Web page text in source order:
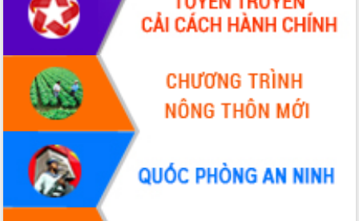
Giai đoạn 2026-2030, Đắk Lắk phấn
đấu có 77% xã đạt chuẩn nông thôn
Chuyển đổi số 'mở đường' cho nông
nghiệp Đắk Lắk tăng trưởng bứt phá
Triển khai đồng bộ đo đạc, lập hồ sơ
địa chính, hoàn thiện cơ sở dữ liệu đất
Ứng dụng sinh trắc học - Bước tiến
trong hành trình chuyển đổi số tại Đắk
Lắk
Đắk Lắk nâng cao hiệu quả công tác
Đảng từ Sổ tay đảng viên điện tử